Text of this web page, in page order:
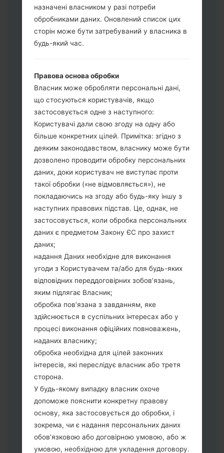
Завантажте на свій ПК:Odin 3.
Далі завантажте та розпакуйте файл
прошивки тут) або 5 (Вибрати 5 файл
прошивки тут) файлів для прошивки:
AP: "System & Recovery"
CP: "Modem & Radio"
CSC_***: "Country & Region & Operator"
HOME_CSC_***: "Country & Region &
Operator"
Додайте усі файли у програму Odin 3.
Якщо ви хочете прошити телефон та
скинути до заводських налаштувань
оберіть CSC_***, у іншому випадку
виберіть HOME_CSC_*** для
збереження Ваших даних.
Тепер вимкніть пристрій і увійдіть у
"Download" режим. Усі методи як це
зробити:
Натисніть та утримуйти клавіші:
живлення, збільшення гучності та Bixbi.
Натисніть та утримуйте клавіші:
зменшення та збільшення гучності.
Підключивши телефон до ПК
використовуючи USB кабель.
Натисніть та утримуйти клавіші:
живлення, збільшення гучності та
додому.
Підключіть USB кабель та натисніть
клавіші: зменшення звуку та Bixbi.
Натисніть та утримуйти клавіші:
живлення та збільшення гучності.
Далі підключить телефон до ПК,
програма Odin повина виявити Ваш
назначені власником у разі потреби
обробниками даних. Оновлений список цих
сторін може бути затребуваний у власника в
будь-який час.
Правова основа обробки
Власник може обробляти персональні дані,
що стосуються користувачів, якщо
застосовується одне з наступного:
Користувачі дали свою згоду на одну або
більше конкретних цілей. Примітка: згідно з
деяким законодавством, власнику може бути
дозволено проводити обробку персональних
даних, доки користувач не виступає проти
такої обробки («не відмовляється»), не
покладаючись на згоду або будь-яку іншу з
наступних правових підстав. Це, однак, не
застосовується, коли обробка персональних
даних є предметом Закону ЄС про захист
даних;
надання Даних необхідне для виконання
угоди з Користувачем та/або для будь-яких
відповідних переддоговірних зобов’язань,
яким підлягає Власник;
обробка пов’язана з завданням, яке
здійснюється в суспільних інтересах або у
процесі виконання офіційних повноважень,
наданих власнику;
обробка необхідна для цілей законних
інтересів, які переслідує власник або третя
сторона.
У будь-якому випадку власник охоче
допоможе пояснити конкретну правову
основу, яка застосовується до обробки, і
зокрема, чи є надання персональних даних
обов’язковою або договірною умовою, або ж
умовою, необхідною для укладення договору.